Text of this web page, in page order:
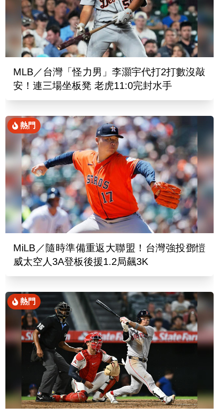
MLB／台灣「怪力男」李灝宇代打2打數沒敲
安！連三場坐板凳 老虎11:0完封水手
熱門
MiLB／隨時準備重返大聯盟！台灣強投鄧愷
威太空人3A登板後援1.2局飆3K
熱門